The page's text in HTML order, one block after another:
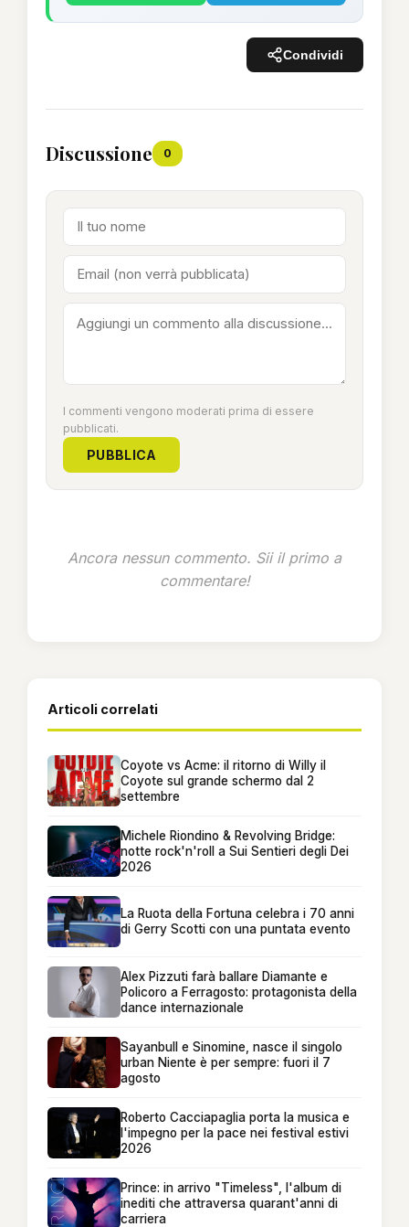
Condividi
Discussione 0
I commenti vengono moderati prima di essere
pubblicati.
PUBBLICA
Ancora nessun commento. Sii il primo a
commentare!
Articoli correlati
Coyote vs Acme: il ritorno di Willy il
Coyote sul grande schermo dal 2
settembre
Michele Riondino & Revolving Bridge:
notte rock'n'roll a Sui Sentieri degli Dei
2026
La Ruota della Fortuna celebra i 70 anni
di Gerry Scotti con una puntata evento
Alex Pizzuti farà ballare Diamante e
Policoro a Ferragosto: protagonista della
dance internazionale
Sayanbull e Sinomine, nasce il singolo
urban Niente è per sempre: fuori il 7
agosto
Roberto Cacciapaglia porta la musica e
l'impegno per la pace nei festival estivi
2026
Prince: in arrivo "Timeless", l'album di
inediti che attraversa quarant'anni di
carriera